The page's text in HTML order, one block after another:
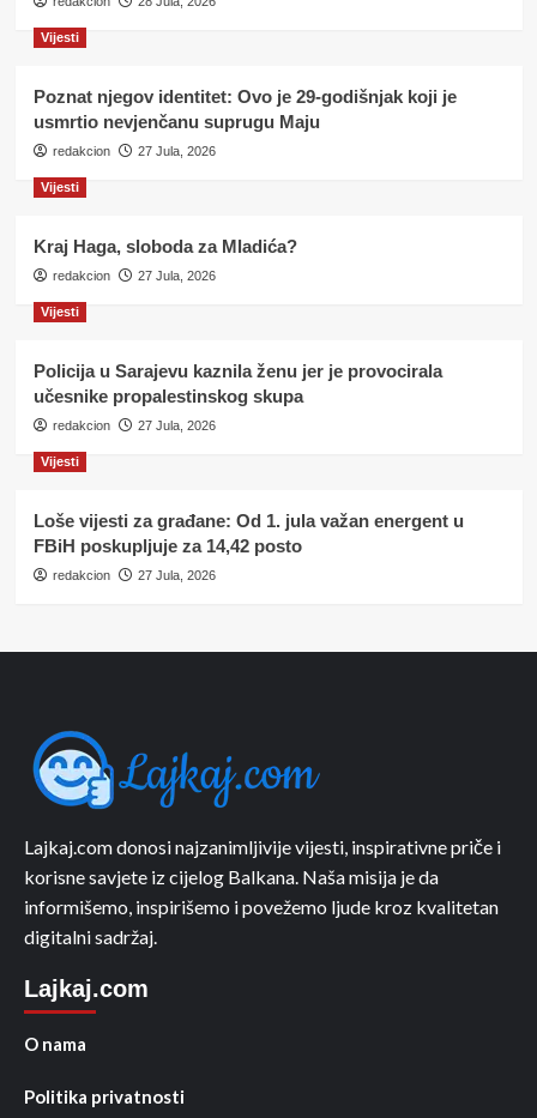
Vijesti
Poznat njegov identitet: Ovo je 29-godišnjak koji je
usmrtio nevjenčanu suprugu Maju
redakcion 27 Jula, 2026
Vijesti
Kraj Haga, sloboda za Mladića?
redakcion 27 Jula, 2026
Vijesti
Policija u Sarajevu kaznila ženu jer je provocirala
učesnike propalestinskog skupa
redakcion 27 Jula, 2026
Vijesti
Loše vijesti za građane: Od 1. jula važan energent u
FBiH poskupljuje za 14,42 posto
redakcion 27 Jula, 2026
Lajkaj.com donosi najzanimljivije vijesti, inspirativne priče i
korisne savjete iz cijelog Balkana. Naša misija je da
informišemo, inspirišemo i povežemo ljude kroz kvalitetan
digitalni sadržaj.
Lajkaj.com
O nama
Politika privatnosti